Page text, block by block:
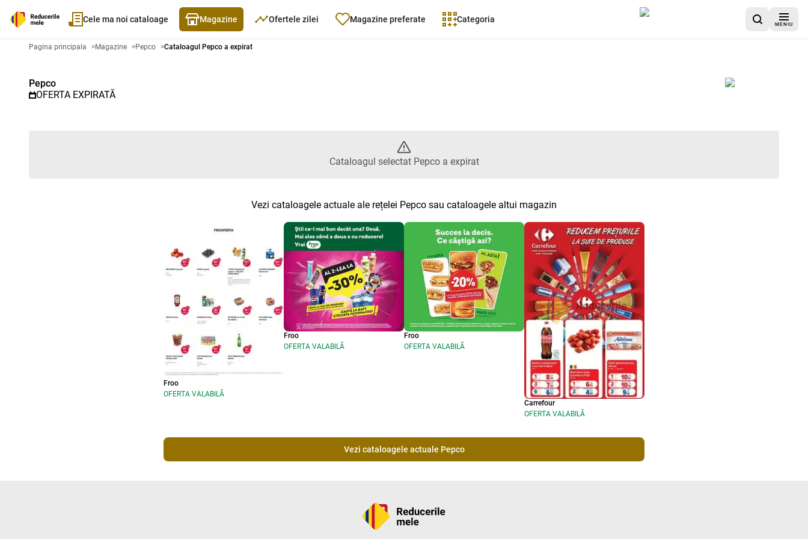
Cele ma noi cataloage Magazine Ofertele zilei Magazine preferate Categoria
MENIU
Catalog promoțional Pepco - Catalogul selectat Pepco a expirat
Pagina principala >Magazine >Pepco >Cataloagul Pepco a expirat
Pepco
OFERTA EXPIRATĂ
Cataloagul selectat Pepco a expirat
Vezi cataloagele actuale ale rețelei Pepco sau cataloagele altui magazin
Froo
OFERTA VALABILĂ
Froo
OFERTA VALABILĂ
Froo
OFERTA VALABILĂ
Carrefour
OFERTA VALABILĂ
Vezi cataloagele actuale Pepco